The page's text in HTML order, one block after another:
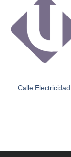
Calle